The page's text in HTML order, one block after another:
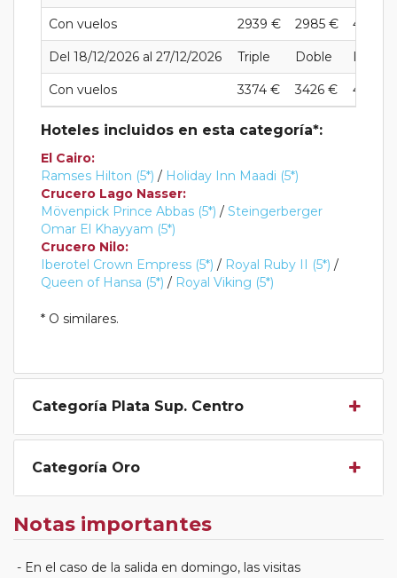
Con vuelos 2939 € 2985 € 4183 €
Del 18/12/2026 al 27/12/2026 Triple Doble
Con vuelos 3374 € 3426 € 4641 €
Hoteles incluidos en esta categoría*:
El Cairo:
Ramses Hilton (5*) / Holiday Inn Maadi (5*)
Crucero Lago Nasser:
Mövenpick Prince Abbas (5*) / Steingerberger
Omar El Khayyam (5*)
Crucero Nilo:
Iberotel Crown Empress (5*) / Royal Ruby II (5*) /
Queen of Hansa (5*) / Royal Viking (5*)
* O similares.
Categoría Plata Sup. Centro
Categoría Oro
Notas importantes
- En el caso de la salida en domingo, las visitas